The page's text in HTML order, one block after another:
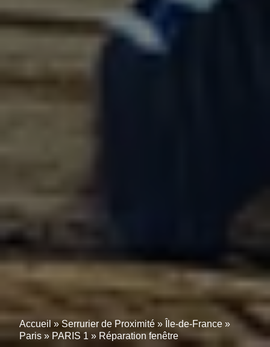
Accueil»Serrurier de Proximité » Île-de-France »
Paris » PARIS 1 » Réparation fenêtre